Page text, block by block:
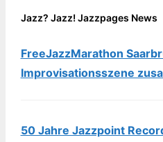
Jazz? Jazz! Jazzpages News
FreeJazzMarathon
Improvisationsszene
50 Jahre Jazzpoint